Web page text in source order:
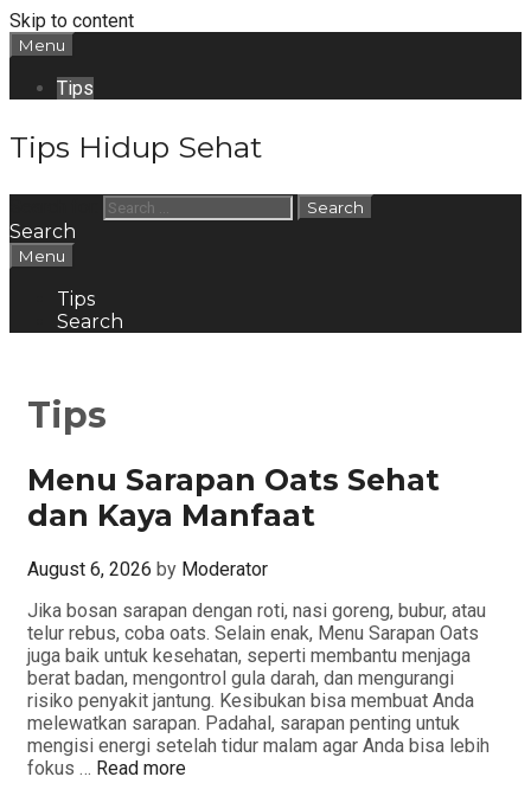
Skip to content
Menu
Tips
Tips Hidup Sehat
Search
Menu
Tips
Search
Tips
Menu Sarapan Oats Sehat
dan Kaya Manfaat
August 6, 2026 by Moderator
Jika bosan sarapan dengan roti, nasi goreng, bubur, atau
telur rebus, coba oats. Selain enak, Menu Sarapan Oats
juga baik untuk kesehatan, seperti membantu menjaga
berat badan, mengontrol gula darah, dan mengurangi
risiko penyakit jantung. Kesibukan bisa membuat Anda
melewatkan sarapan. Padahal, sarapan penting untuk
mengisi energi setelah tidur malam agar Anda bisa lebih
fokus … Read more